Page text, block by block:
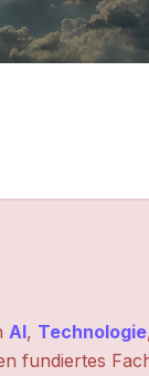
AI, Technologie
fundiertes